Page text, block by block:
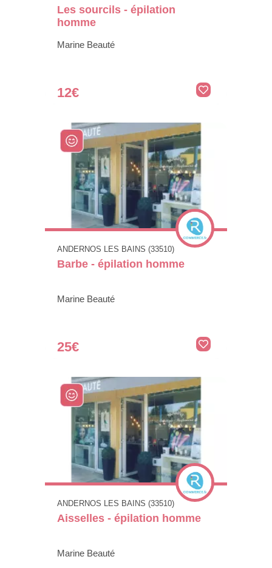
Les sourcils - épilation
homme
Marine Beauté
12€
ANDERNOS LES BAINS (33510)
Barbe - épilation homme
Marine Beauté
25€
ANDERNOS LES BAINS (33510)
Aisselles - épilation homme
Marine Beauté